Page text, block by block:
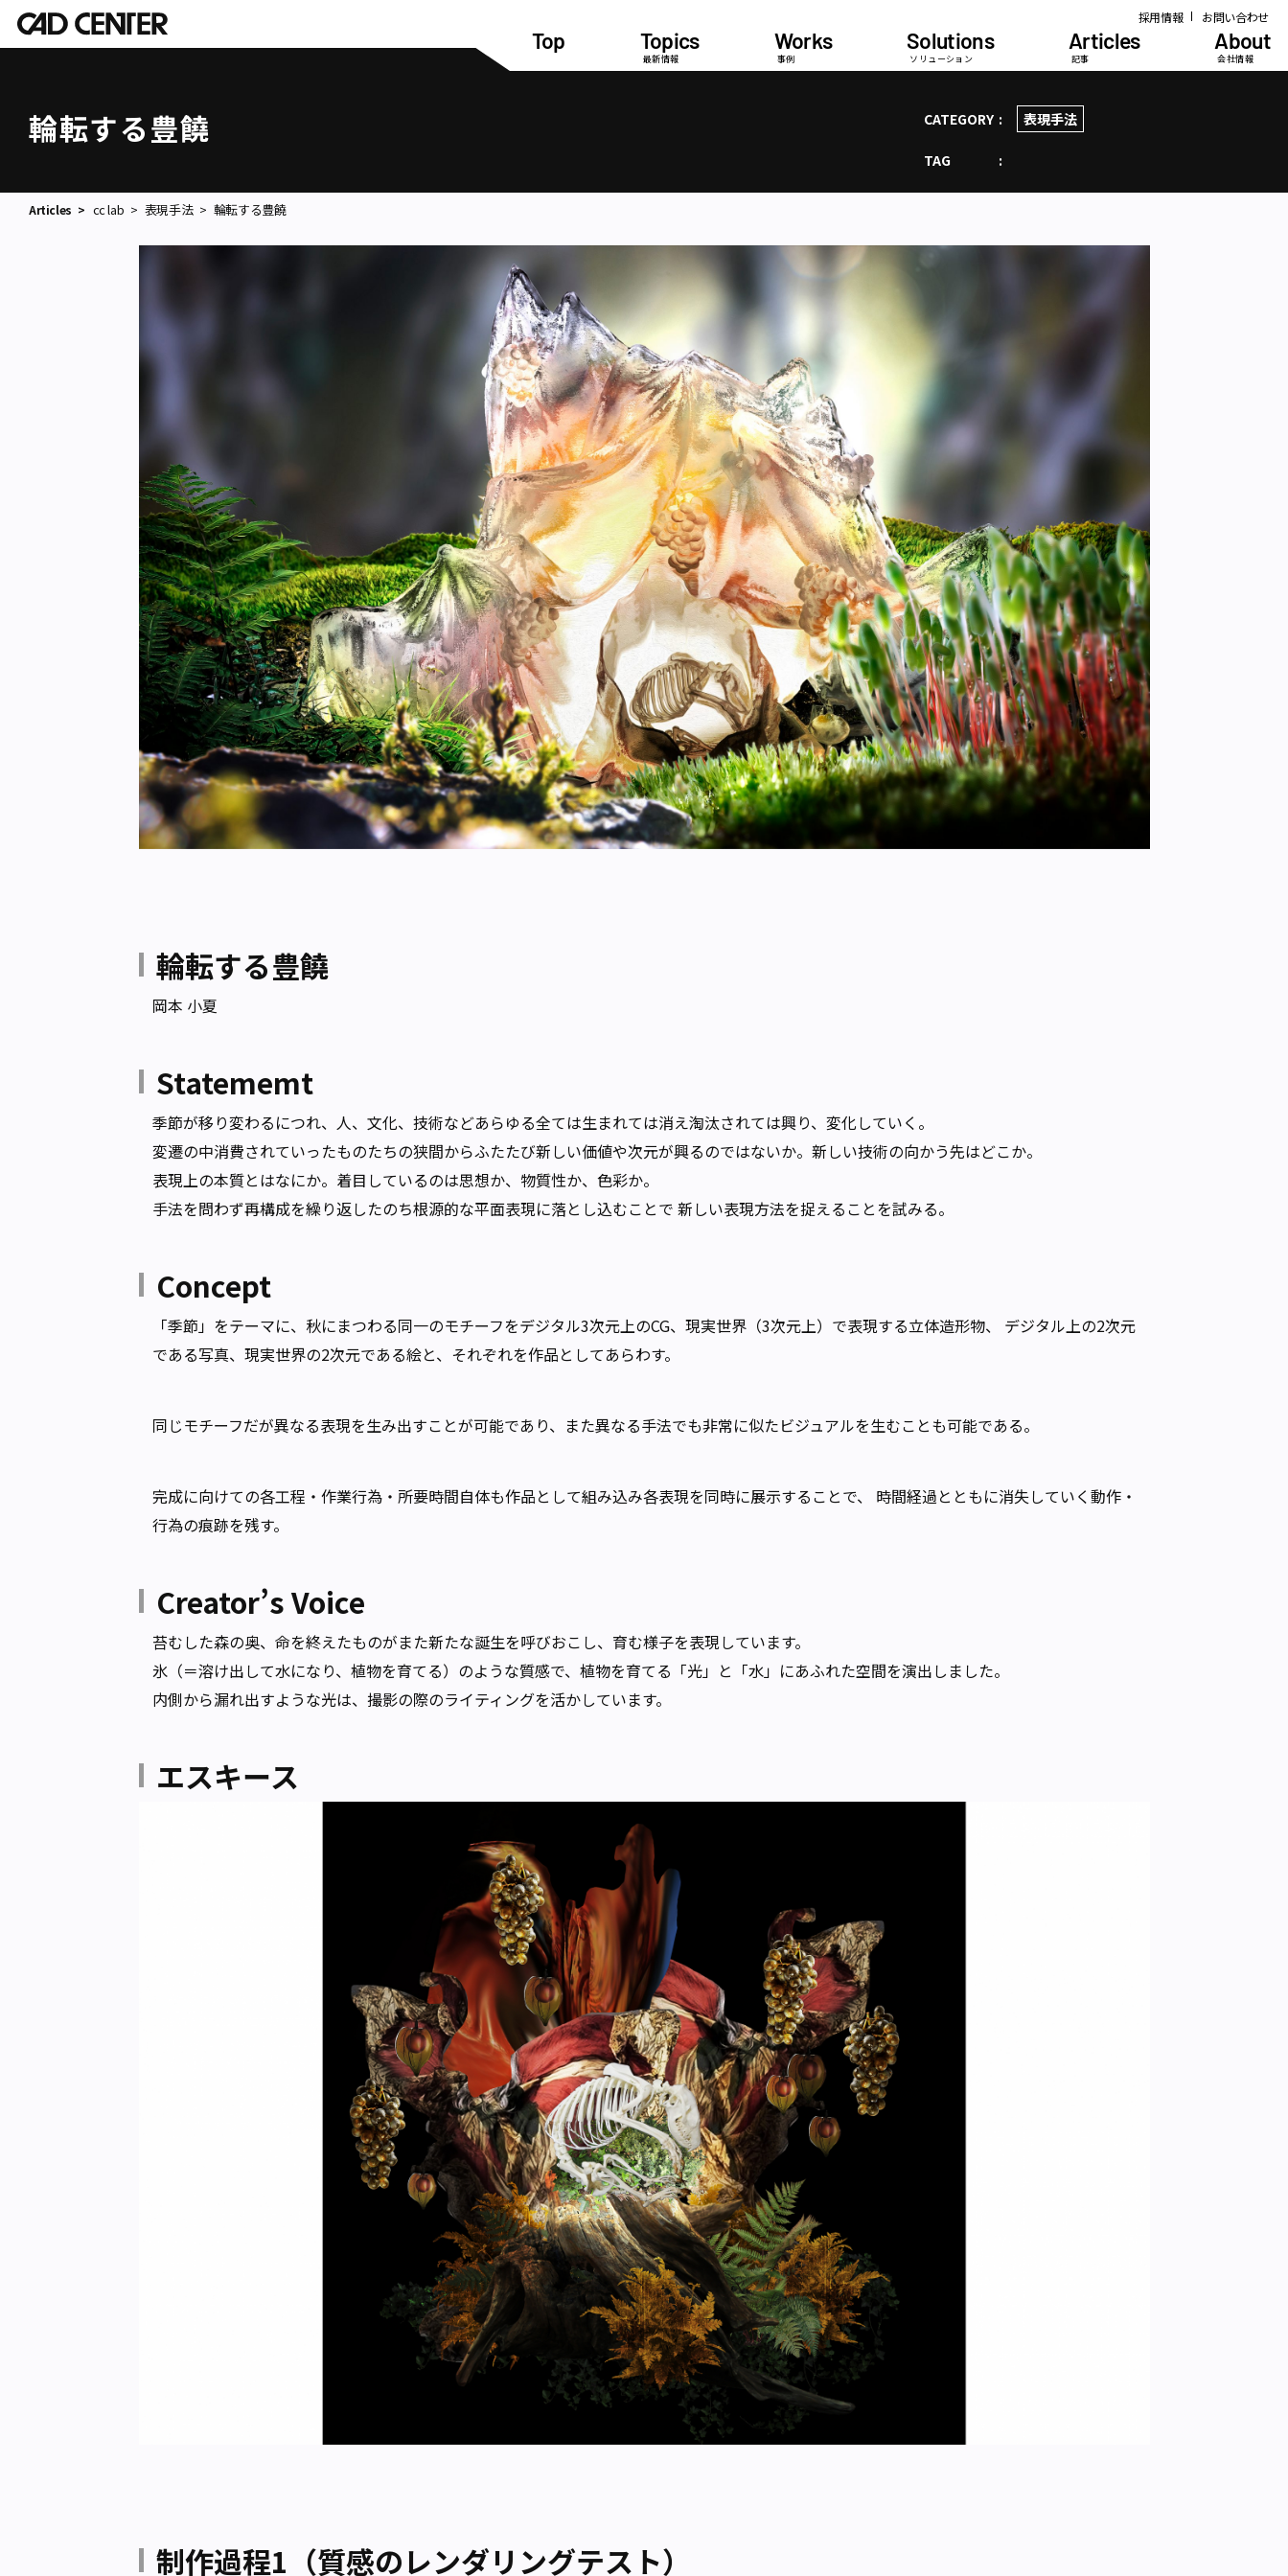
採用情報 お問い合わせ
Top Topics
最新情報
Works
事例
Solutions
ソリューション
Articles
記事
About
会社情報
輪転する豊饒 CATEGORY 表現手法
TAG
Articles cc lab 表現手法 輪転する豊饒
輪転する豊饒
岡本 小夏
Statememt
季節が移り変わるにつれ、人、文化、技術などあらゆる全ては生まれては消え淘汰されては興り、変化していく。
変遷の中消費されていったものたちの狭間からふたたび新しい価値や次元が興るのではないか。新しい技術の向かう先はどこか。
表現上の本質とはなにか。着目しているのは思想か、物質性か、色彩か。
手法を問わず再構成を繰り返したのち根源的な平面表現に落とし込むことで 新しい表現方法を捉えることを試みる。
Concept
「季節」をテーマに、秋にまつわる同一のモチーフをデジタル3次元上のCG、現実世界（3次元上）で表現する立体造形物、 デジタル上の2次元
である写真、現実世界の2次元である絵と、それぞれを作品としてあらわす。
同じモチーフだが異なる表現を生み出すことが可能であり、また異なる手法でも非常に似たビジュアルを生むことも可能である。
完成に向けての各工程・作業行為・所要時間自体も作品として組み込み各表現を同時に展示することで、 時間経過とともに消失していく動作・
行為の痕跡を残す。
Creator’s Voice
苔むした森の奥、命を終えたものがまた新たな誕生を呼びおこし、育む様子を表現しています。
氷（＝溶け出して水になり、植物を育てる）のような質感で、植物を育てる「光」と「水」にあふれた空間を演出しました。
内側から漏れ出すような光は、撮影の際のライティングを活かしています。
エスキース
制作過程1（質感のレンダリングテスト）